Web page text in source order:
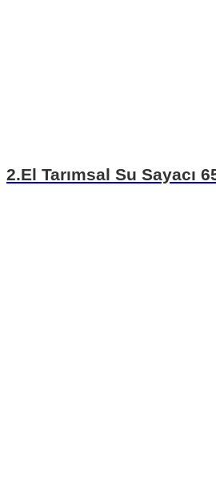
2.El Tarımsal Su Sayacı